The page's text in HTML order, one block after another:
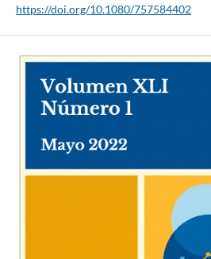
https://doi.org/10.1080/757584402